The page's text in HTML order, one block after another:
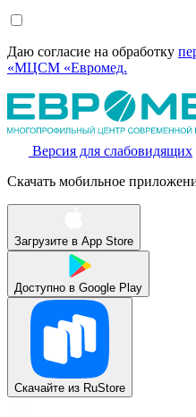
Даю согласие на обработку
«МЦСМ «Евромед.
Версия для слабовидящих
Скачать мобильное
Загрузите в App Store
Доступно в Google Play
Скачайте из RuStore